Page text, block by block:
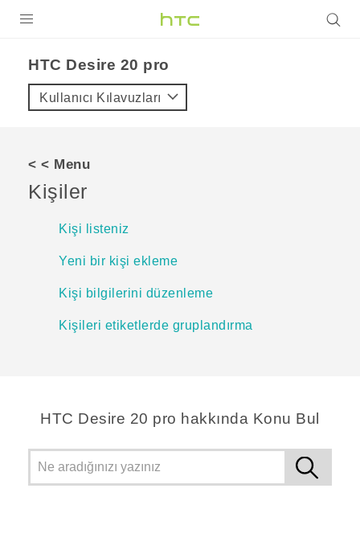
VIVE
VIVERSE
DESTEK
‎HTC Desire 20 pro‎
Kullanıcı Kılavuzları
< < Menu
Kişiler
Kişi listeniz
Yeni bir kişi ekleme
Kişi bilgilerini düzenleme
Kişileri etiketlerde gruplandırma
‎HTC Desire 20 pro hakkında Konu Bul